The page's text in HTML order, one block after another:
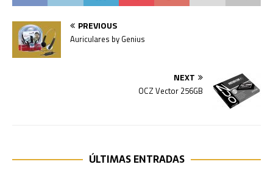
PREVIOUS
Auriculares by Genius
NEXT
OCZ Vector 256GB
ÚLTIMAS ENTRADAS